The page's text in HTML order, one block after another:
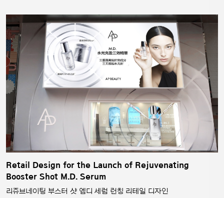
Retail Design for the Launch of Rejuvenating
Booster Shot M.D. Serum
리쥬브네이팅 부스터 샷 엠디 세럼 런칭 리테일 디자인